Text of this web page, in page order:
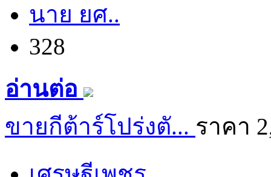
นาย ยศ..
328
อ่านต่อ
ขายกีต้าร์โปร่งตั... ราคา